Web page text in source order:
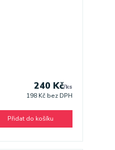
240 Kč/ks
198 Kč bez DPH
Přidat do košíku